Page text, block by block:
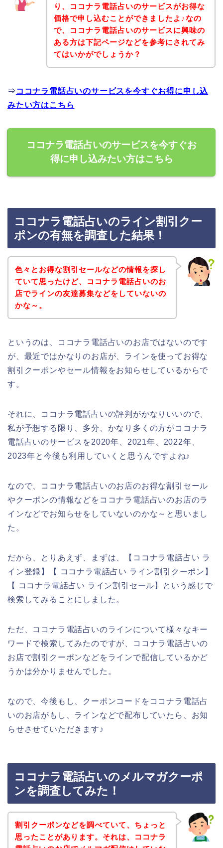
り、ココナラ電話占いのサービスがお得な
価格で申し込むことができましたよ♪なの
で、ココナラ電話占いのサービスに興味の
ある方は下記ページなどを参考にされてみ
てはいかがでしょうか？
⇒ ココナラ電話占いのサービスを今すぐお得に申し込
みたい方はこちら
ココナラ電話占いのサービスを今すぐお
得に申し込みたい方はこちら
ココナラ電話占いのライン割引クー
ポンの有無を調査した結果！
色々とお得な割引セールなどの情報を探し
ていて思ったけど、ココナラ電話占いのお
店でラインの友達募集などをしていないの
かな～。
というのは、ココナラ電話占いのお店ではないのです
が、最近ではかなりのお店が、ラインを使ってお得な
割引クーポンやセール情報をお知らせしているからで
す。
それに、ココナラ電話占いの評判がかなりいいので、
私が予想する限り、多分、かなり多くの方がココナラ
電話占いのサービスを2020年、2021年、2022年、
2023年と今後も利用していくと思うんですよね♪
なので、ココナラ電話占いのお店のお得な割引セール
やクーポンの情報などをココナラ電話占いのお店のラ
インなどでお知らせをしていないのかな～と思いまし
た。
だから、とりあえず、まずは、【ココナラ電話占い ラ
イン登録】【 ココナラ電話占い ライン割引クーポン】
【 ココナラ電話占い ライン割引セール】という感じで
検索してみることにしました。
ただ、ココナラ電話占いのラインについて様々なキー
ワードで検索してみたのですが、ココナラ電話占いの
お店で割引クーポンなどをラインで配信しているかど
うかは分かりませんでした。
なので、今後もし、クーポンコードをココナラ電話占
いのお店がもし、ラインなどで配布していたら、お知
らせさせていただきます♪
ココナラ電話占いのメルマガクーポ
ンを調査してみた！
割引クーポンなどを調べていて、ちょっと
思ったことがあります。それは、ココナラ